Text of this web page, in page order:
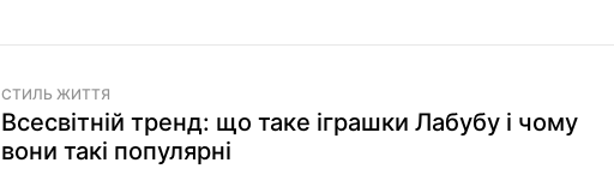
СТИЛЬ ЖИТТЯ
Всесвітній тренд: що таке іграшки Лабубу і чому
вони такі популярні